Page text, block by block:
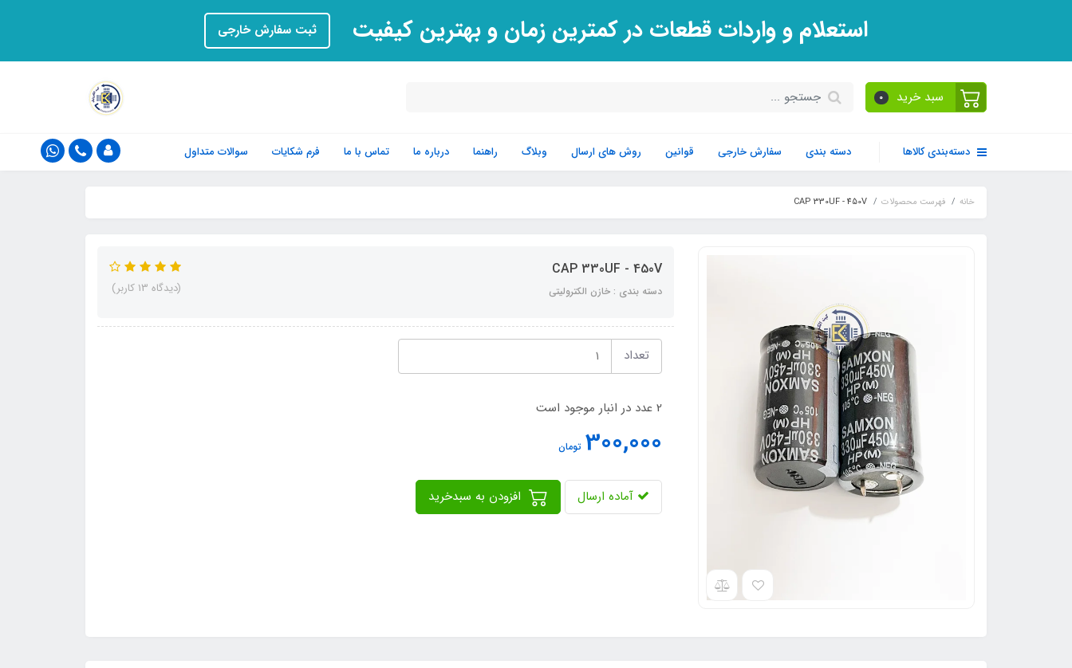
استعلام و واردات قطعات در کمترین زمان و بهترین کیفیت ثبت سفارش خارجی
سبد خرید 0
دسته‌بندی کالاها دسته بندی سفارش خارجی قوانین روش های ارسال وبلاگ راهنما درباره ما تماس با ما فرم‌ شکایات سوالات متداول
خانه فهرست محصولات CAP 330UF - 450V
CAP 330UF - 450V
دسته بندی : خازن الکترولیتی (دیدگاه 13 کاربر)
تعداد
2 عدد در انبار موجود است
300,000 تومان
آماده ارسال